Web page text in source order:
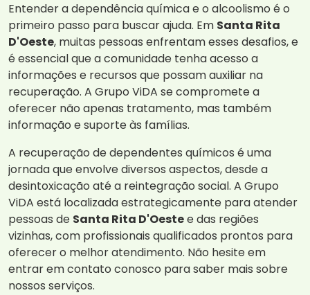
Entender a dependência química e o alcoolismo é o
primeiro passo para buscar ajuda. Em Santa Rita
D'Oeste, muitas pessoas enfrentam esses desafios, e
é essencial que a comunidade tenha acesso a
informações e recursos que possam auxiliar na
recuperação. A Grupo ViDA se compromete a
oferecer não apenas tratamento, mas também
informação e suporte às famílias.
A recuperação de dependentes químicos é uma
jornada que envolve diversos aspectos, desde a
desintoxicação até a reintegração social. A Grupo
ViDA está localizada estrategicamente para atender
pessoas de Santa Rita D'Oestee das regiões
vizinhas, com profissionais qualificados prontos para
oferecer o melhor atendimento. Não hesite em
entrar em contato conosco para saber mais sobre
nossos serviços.